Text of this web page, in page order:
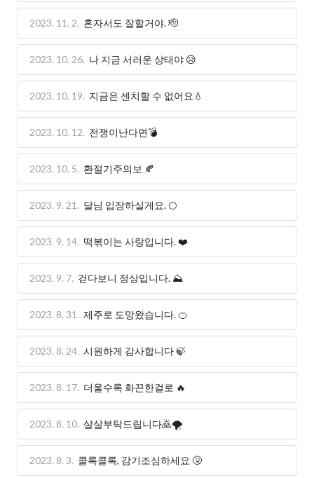
2023. 11. 2. 혼자서도 잘할거야. 🫡
2023. 10. 26. 나 지금 서러운 상태야 😥
2023. 10. 19. 지금은 센치할 수 없어요💧
2023. 10. 12. 전쟁이난다면💣
2023. 10. 5. 환절기주의보 🍂
2023. 9. 21. 달님 입장하실게요. 🌕
2023. 9. 14. 떡볶이는 사랑입니다. ❤️
2023. 9. 7. 걷다보니 정상입니다. ⛰️
2023. 8. 31. 제주로 도망왔습니다. 🍊
2023. 8. 24. 시원하게 감사합니다 🍃
2023. 8. 17. 더울수록 화끈한걸로 🔥
2023. 8. 10. 살살부탁드립니다🙇🌪️
2023. 8. 3. 콜록콜록, 감기조심하세요 🤧